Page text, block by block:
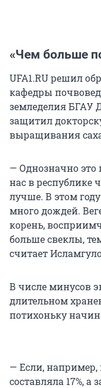
«Чем больше
UFA1.RU решил
кафедры
земледелия БГАУ
защитил
выращивания
— Однозначно это
нас в республике
лучше. В этом
много дождей.
корень,
больше свеклы,
считает
В числе минусов
длительном
потихоньку
— Если, например,
составляла 17%,